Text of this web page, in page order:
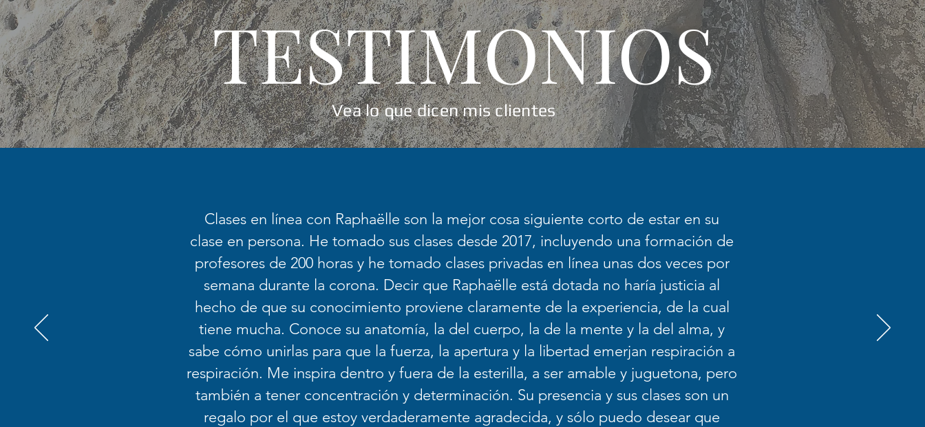
Vea lo que dicen mis clientes
TESTIMONIOS
Clases en línea con Raphaëlle son la mejor cosa siguiente corto de estar en su
clase en persona. He tomado sus clases desde 2017, incluyendo una formación de
profesores de 200 horas y he tomado clases privadas en línea unas dos veces por
semana durante la corona. Decir que Raphaëlle está dotada no haría justicia al
hecho de que su conocimiento proviene claramente de la experiencia, de la cual
tiene mucha. Conoce su anatomía, la del cuerpo, la de la mente y la del alma, y
sabe cómo unirlas para que la fuerza, la apertura y la libertad emerjan respiración a
respiración. Me inspira dentro y fuera de la esterilla, a ser amable y juguetona, pero
también a tener concentración y determinación. Su presencia y sus clases son un
regalo por el que estoy verdaderamente agradecida, y sólo puedo desear que